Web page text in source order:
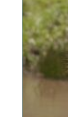
renlighet